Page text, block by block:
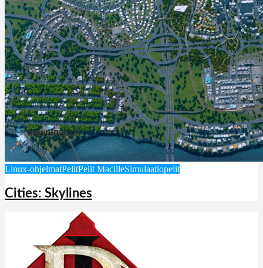
Linux-ohjelmatPelitPelit MacilleSimulaatiopelit
Cities: Skylines